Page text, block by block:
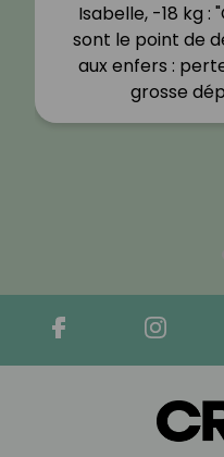
Isabelle, -18 kg :
sont le point de
aux enfers :
grosse